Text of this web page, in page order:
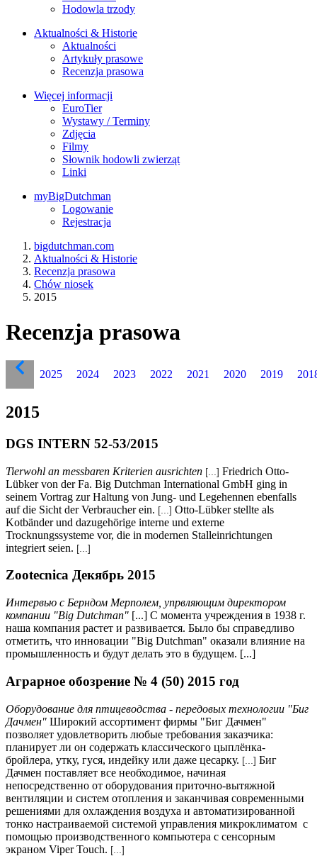
Hodowla trzody
Aktualności & Historie
Aktualności
Artykuły prasowe
Recenzja prasowa
Więcej informacji
EuroTier
Wystawy / Terminy
Zdjęcia
Filmy
Słownik hodowli zwierząt
Linki
myBigDutchman
Logowanie
Rejestracja
bigdutchman.com
Aktualności & Historie
Recenzja prasowa
Chów niosek
2015
Recenzja prasowa
2025 2024 2023 2022 2021 2020 2019
2015
DGS INTERN 52-53/2015
Tierwohl an messbaren Kriterien ausrichten [...] Friedrich Otto-
Lübker von der Fa. Big Dutchman International GmbH ging in
seinem Vortrag zur Haltung von Jung- und Legehennen ebenfalls
auf die Sicht der Verbraucher ein. [...] Otto-Lübker stellte als
Kotbänder und dazugehörige interne und externe
Trocknungssysteme vor, die in modernen Stalleinrichtungen
integriert seien. [...]
Zootecnica Декябрь 2015
Интервью с Берндом Мерполем, упрвляющим директором
компании "Big Dutchman" [...] С момента учреждения в 1938 г.
наша компания растет и развивается. Было бы справедливо
отметить, что инновации "Big Dutchman" оказали влияние на
промышленность и будут делать это в будущем. [...]
Аграрное обозрение № 4 (50) 2015 год
Оборудование для птицеводства - передовых технологии "Биг
Дачмен" Широкий ассортимент фирмы "Биг Дачмен"
позволяет удовлетворить любые требования заказчика:
планирует ли он содержать классического цыплёнка-
бройлера, утку, гуся, индейку или даже цесарку. [...] Биг
Дачмен поставляет все необходимое, начиная
непосредственно от оборудования приточно-вытяжной
вентиляции и систем отопления и заканчивая современными
решениями для охлаждения воздуха и автоматизированной
тонко настраиваемой системой управления микроклиматом с
помощью производственного компьютера с сенсорным
экраном Viper Touch. [...]